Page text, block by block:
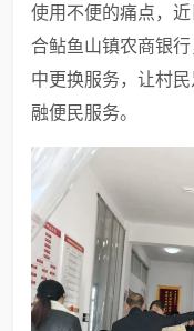
使用不便的痛点，
合鲇鱼山镇农商银
中更换服务，让村
融便民服务。